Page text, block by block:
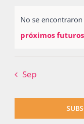
Notice
No se
próximos
Sep